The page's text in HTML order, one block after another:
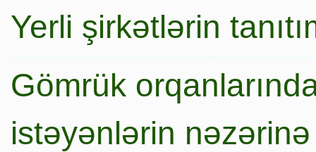
Yerli şirkətlərin
Gömrük
istəyənlərin nəzərinə